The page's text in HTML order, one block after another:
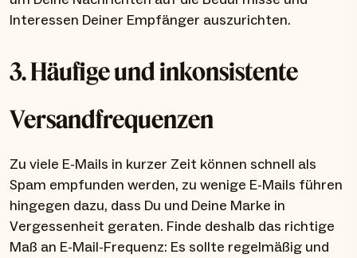
Interessen Deiner Empfänger auszurichten.
3. Häufige und inkonsistente
Versandfrequenzen
Zu viele E-Mails in kurzer Zeit können schnell als
Spam empfunden werden, zu wenige E-Mails führen
hingegen dazu, dass Du und Deine Marke in
Vergessenheit geraten. Finde deshalb das richtige
Maß an E-Mail-Frequenz: Es sollte regelmäßig und